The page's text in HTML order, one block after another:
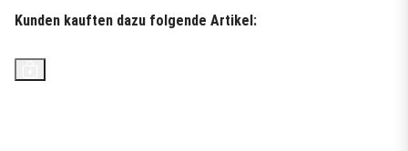
Kunden kauften dazu folgende Artikel: